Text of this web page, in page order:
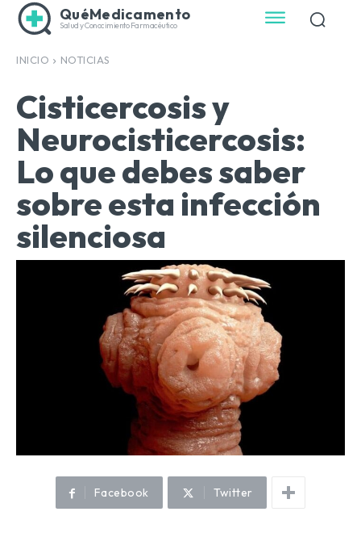
QuéMedicamento
Salud y Conocimiento Farmacéutico
INICIO NOTICIAS
Cisticercosis y
Neurocisticercosis:
Lo que debes saber
sobre esta infección
silenciosa
Facebook Twitter